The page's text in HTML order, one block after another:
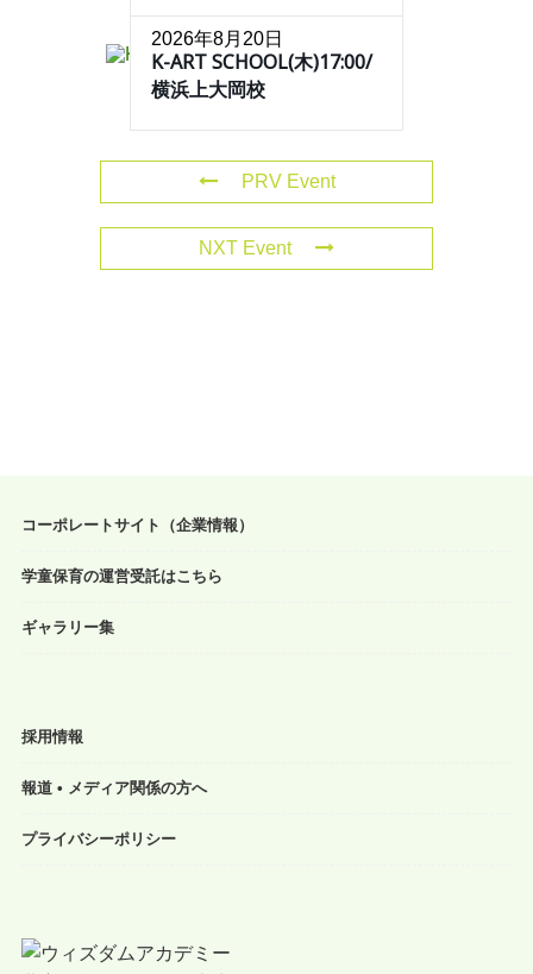
2026年8月20日
K-ART SCHOOL(木)17:00/
横浜上大岡校
PRV Event
NXT Event
コーポレートサイト（企業情報）
学童保育の運営受託はこちら
ギャラリー集
採用情報
報道 • メディア関係の方へ
プライバシーポリシー